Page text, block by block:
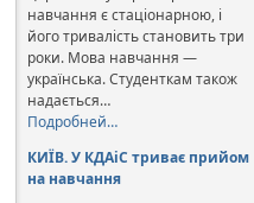
навчання є стаціонарною, і
його тривалість становить три
роки. Мова навчання —
українська. Студенткам також
надається…
Подробней…
КИЇВ. У КДАіС триває прийом
на навчання